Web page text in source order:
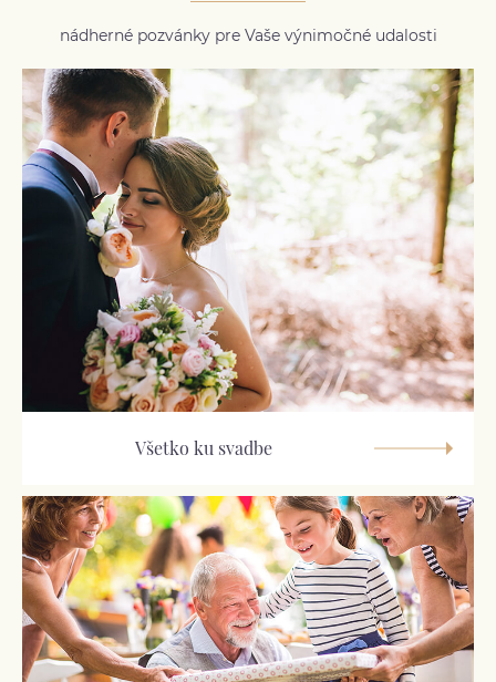
nádherné pozvánky pre Vaše výnimočné udalosti
Všetko ku svadbe